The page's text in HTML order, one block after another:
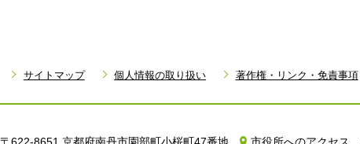
サイトマップ 個人情報の取り扱い 著作権・リンク・免責事項
〒622-8651 京都府南丹市園部町小桜町47番地 市役所へのアクセス